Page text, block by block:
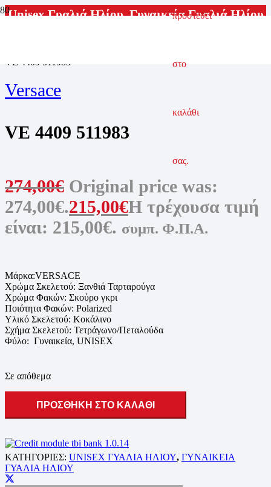
προστεθεί
στο
καλάθι
σας.
Unisex Γυαλιά Ηλίου,Γυναικεία Γυαλιά Ηλίου
VE 4409 511983
Versace
VE 4409 511983
274,00€ Original price was:
274,00€.215,00€Η τρέχουσα τιμή
είναι: 215,00€. συμπ. Φ.Π.Α.
Μάρκα:VERSACE
Χρώμα Σκελετού: Ξανθιά Ταρταρούγα
Χρώμα Φακών: Σκούρο γκρι
Ποιότητα Φακών: Polarized
Υλικό Σκελετού: Κοκάλινο
Σχήμα Σκελετού: Τετράγωνο/Πεταλούδα
Φύλο: Γυναικεία, UNISEX
Σε απόθεμα
ΠΡΟΣΘΗΚΗ ΣΤΟ ΚΑΛΑΘΙ
ΚΑΤΗΓΟΡΙΕΣ: UNISEX ΓΥΑΛΙΑ ΗΛΙΟΥ, ΓΥΝΑΙΚΕΙΑ
ΓΥΑΛΙΑ ΗΛΙΟΥ